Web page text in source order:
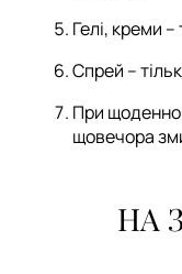
Гелі, креми
Спрей –
При
щовечора
НА